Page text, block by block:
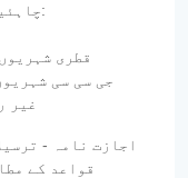
چاہئیں اور اصل دستاویزات پیش کی جائیں:
- قطری
- جی سی سی
غیر
قواعد کے